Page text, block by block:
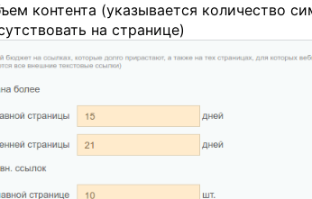
контента (указывается количество
на странице)